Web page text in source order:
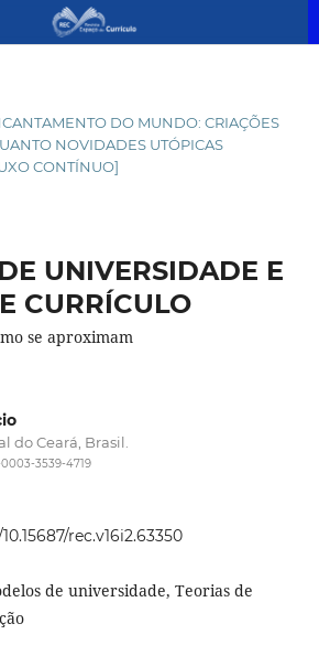
DO MUNDO: CRIAÇÕES
NOVIDADES UTÓPICAS
CONTÍNUO]
UNIVERSIDADE E
CURRÍCULO
se aproximam
do Ceará, Brasil.
3539-4719
rec.v16i2.63350
de universidade, Teorias de